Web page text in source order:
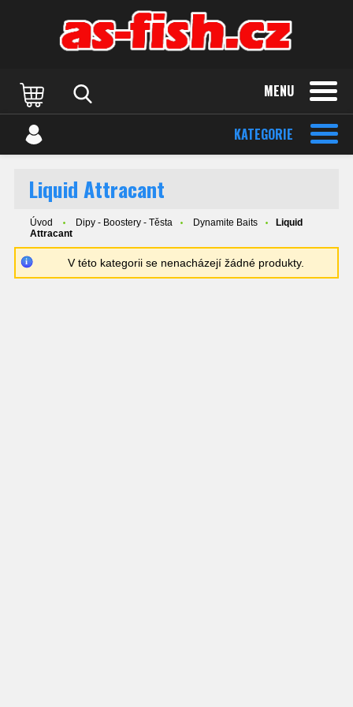
MENU
KATEGORIE
Liquid Attracant
Úvod Dipy - Boostery - Těsta Dynamite Baits
Liquid
Attracant
V této kategorii se nenacházejí žádné produkty.